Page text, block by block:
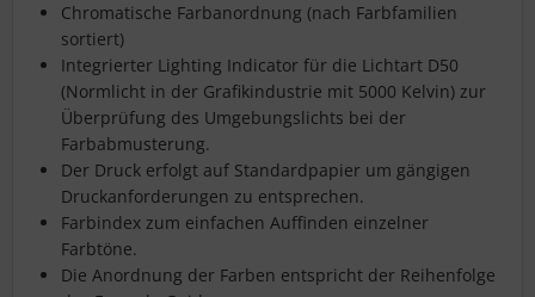
Chromatische Farbanordnung (nach Farbfamilien
sortiert)
Integrierter Lighting Indicator für die Lichtart D50
(Normlicht in der Grafikindustrie mit 5000 Kelvin) zur
Überprüfung des Umgebungslichts bei der
Farbabmusterung.
Der Druck erfolgt auf Standardpapier um gängigen
Druckanforderungen zu entsprechen.
Farbindex zum einfachen Auffinden einzelner
Farbtöne.
Die Anordnung der Farben entspricht der Reihenfolge